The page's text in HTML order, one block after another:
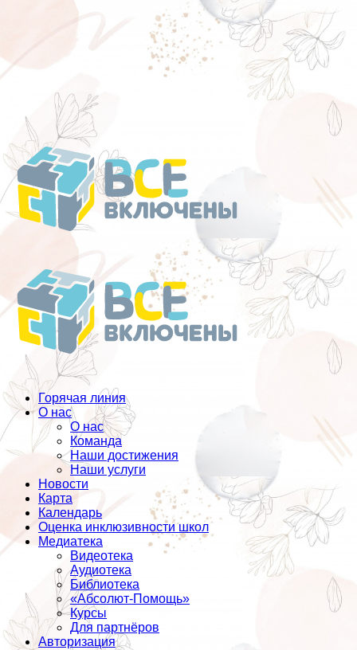
Перейти
к
содержанию
Горячая линия
О нас
О нас
Команда
Наши достижения
Наши услуги
Новости
Карта
Календарь
Оценка инклюзивности школ
Медиатека
Видеотека
Аудиотека
Библиотека
«Абсолют-Помощь»
Курсы
Для партнёров
Авторизация